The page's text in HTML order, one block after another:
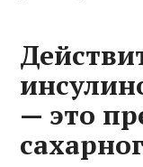
— это